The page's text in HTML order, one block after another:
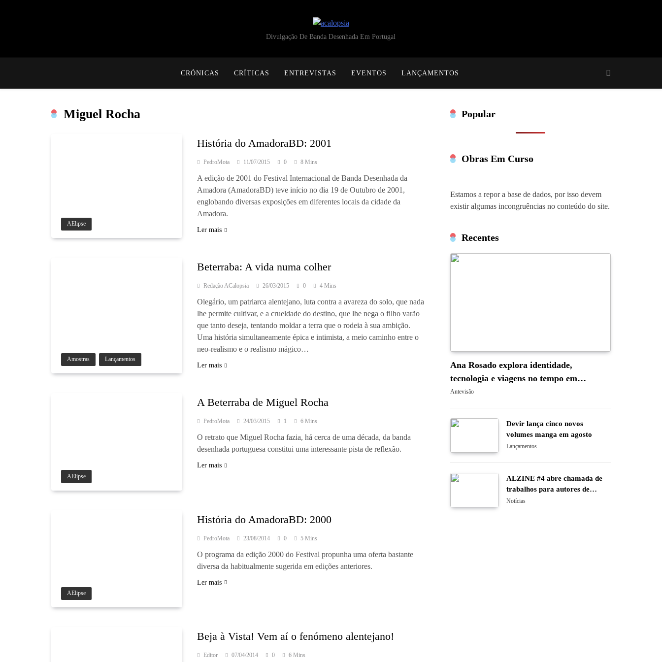
acalopsiaDivulgação De Banda Desenhada Em Portugal
CRÓNICAS CRÍTICAS ENTREVISTAS EVENTOS LANÇAMENTOS
Miguel Rocha
AElipse
História do AmadoraBD: 2001
PedroMota 11/07/2015 0 8 Mins
A edição de 2001 do Festival Internacional de Banda Desenhada da
Amadora (AmadoraBD) teve início no dia 19 de Outubro de 2001,
englobando diversas exposições em diferentes locais da cidade da
Amadora.
Ler mais
Amostras Lançamentos
Beterraba: A vida numa colher
Redação ACalopsia 26/03/2015 0 4 Mins
Olegário, um patriarca alentejano, luta contra a avareza do solo, que nada
lhe permite cultivar, e a crueldade do destino, que lhe nega o filho varão
que tanto deseja, tentando moldar a terra que o rodeia à sua ambição.
Uma história simultaneamente épica e intimista, a meio caminho entre o
neo-realismo e o realismo mágico…
Ler mais
AElipse
A Beterraba de Miguel Rocha
PedroMota 24/03/2015 1 6 Mins
O retrato que Miguel Rocha fazia, há cerca de uma década, da banda
desenhada portuguesa constitui uma interessante pista de reflexão.
Ler mais
AElipse
História do AmadoraBD: 2000
PedroMota 23/08/2014 0 5 Mins
O programa da edição 2000 do Festival propunha uma oferta bastante
diversa da habitualmente sugerida em edições anteriores.
Ler mais
Beja à Vista! Vem aí o fenómeno alentejano!
Editor 07/04/2014 0 6 Mins
Popular
Obras Em Curso
Estamos a repor a base de dados, por isso devem
existir algumas incongruências no conteúdo do site.
Recentes
Ana Rosado explora identidade,
tecnologia e viagens no tempo em
“Occam’s Blade: A Navalha de Occam”
Antevisão
Devir lança cinco novos
volumes manga em agosto
Lançamentos
ALZINE #4 abre chamada de
trabalhos para autores de
banda desenhada e ilustração
Notícias